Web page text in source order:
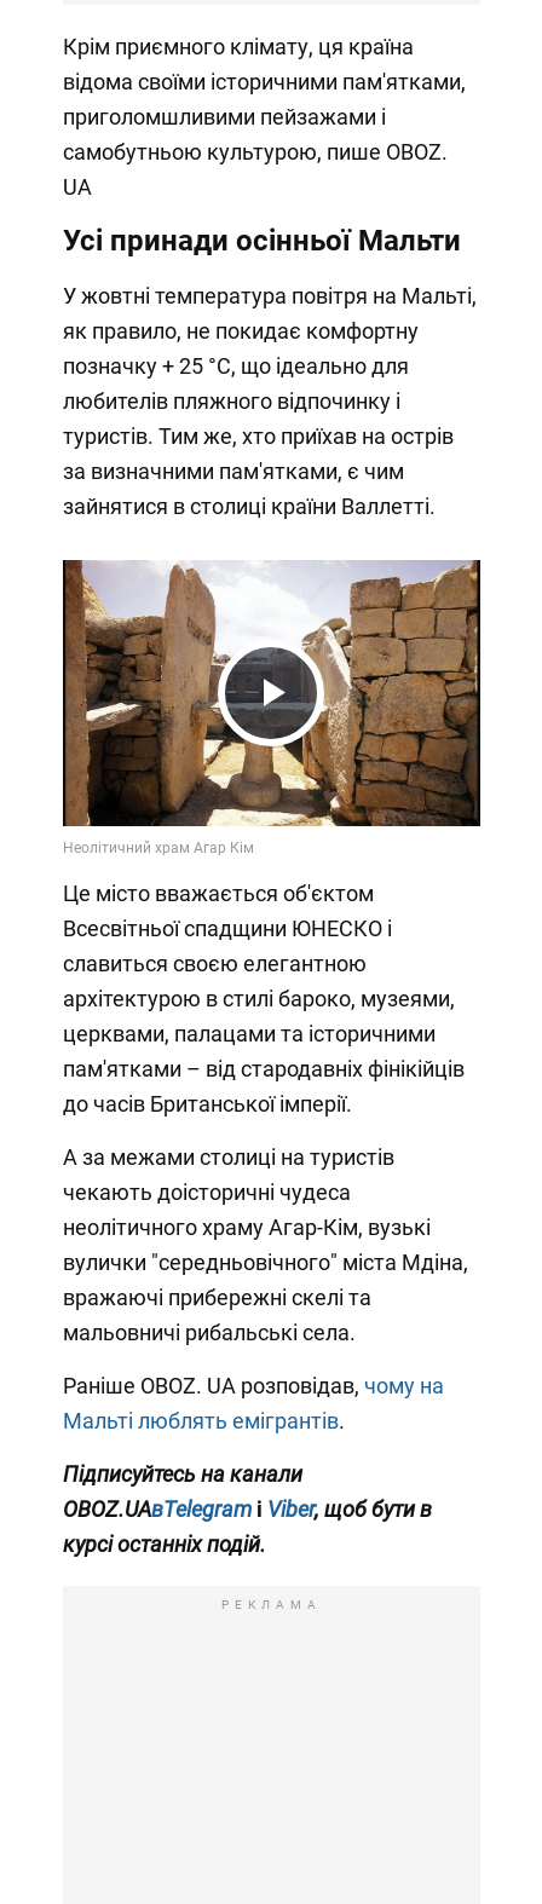
Крім приємного клімату, ця країна
відома своїми історичними пам'ятками,
приголомшливими пейзажами і
самобутньою культурою, пише OBOZ.
UA
Усі принади осінньої Мальти
У жовтні температура повітря на Мальті,
як правило, не покидає комфортну
позначку + 25 °C, що ідеально для
любителів пляжного відпочинку і
туристів. Тим же, хто приїхав на острів
за визначними пам'ятками, є чим
зайнятися в столиці країни Валлетті.
Play
Video
Це місто вважається об'єктом
Всесвітньої спадщини ЮНЕСКО і
славиться своєю елегантною
архітектурою в стилі бароко, музеями,
церквами, палацами та історичними
пам'ятками – від стародавніх фінікійців
до часів Британської імперії.
А за межами столиці на туристів
чекають доісторичні чудеса
неолітичного храму Агар-Кім, вузькі
вулички "середньовічного" міста Мдіна,
вражаючі прибережні скелі та
мальовничі рибальські села.
Раніше OBOZ. UA розповідав, чому на
Мальті люблять емігрантів.
Підписуйтесь на канали
OBOZ.UAвTelegramі Viber, щоб бути в
курсі останніх подій.
РЕКЛАМА